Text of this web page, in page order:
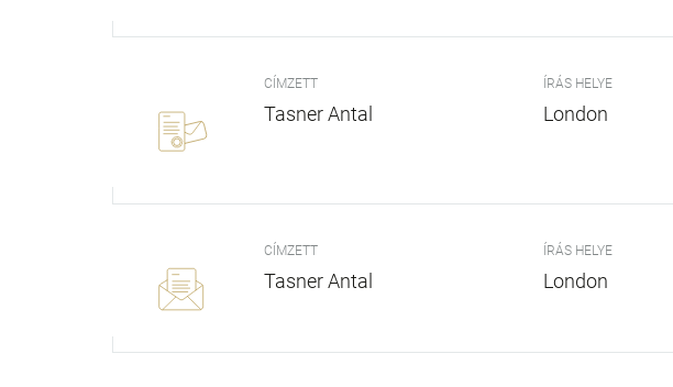
CÍMZETT
Tasner Antal
ÍRÁS HELYE
London
CÍMZETT
Tasner Antal
ÍRÁS HELYE
London